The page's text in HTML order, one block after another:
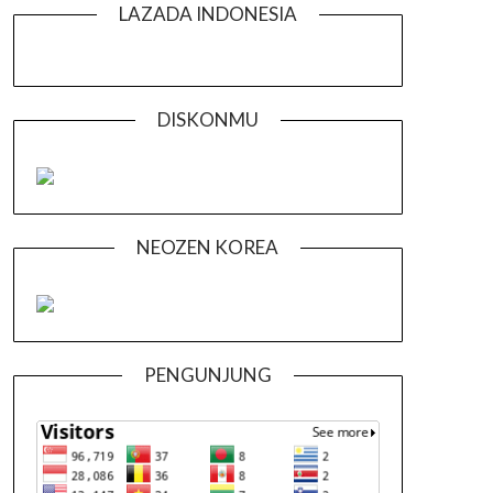
LAZADA INDONESIA
DISKONMU
NEOZEN KOREA
PENGUNJUNG